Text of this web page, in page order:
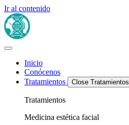
Ir al contenido
Inicio
Conócenos
Tratamientos
Close Tratamientos
Tratamientos
Medicina estética facial